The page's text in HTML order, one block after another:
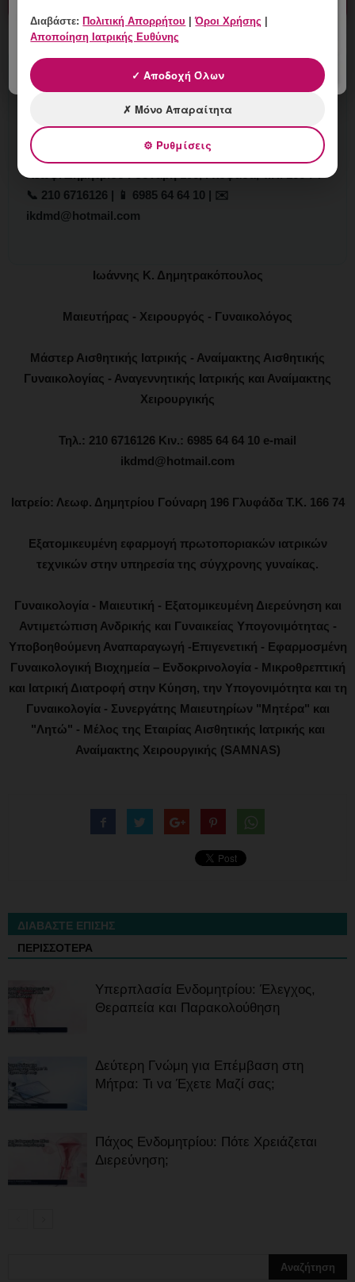
Σχετικά με τον Συγγραφέα
Δρ. Ιωάννης Κ. Δημητρακόπουλος
Μαιευτήρας – Χειρουργός – Γυναικολόγος
Vital WomanHood Clinic
Λεωφ. Δημητρίου Γούναρη 196, Γλυφάδα, Τ.Κ. 166 74
📞 210 6716126 | 📱 6985 64 64 10 | ✉️
ikdmd@hotmail.com
Ιωάννης Κ. Δημητρακόπουλος
Μαιευτήρας - Χειρουργός - Γυναικολόγος
Μάστερ Αισθητικής Ιατρικής - Αναίμακτης Αισθητικής
Γυναικολογίας - Αναγεννητικής Ιατρικής και Αναίμακτης
Χειρουργικής
Τηλ.: 210 6716126 Κιν.: 6985 64 64 10 e-mail
ikdmd@hotmail.com
Ιατρείο: Λεωφ. Δημητρίου Γούναρη 196 Γλυφάδα Τ.Κ. 166 74
Εξατομικευμένη εφαρμογή πρωτοποριακών ιατρικών
τεχνικών στην υπηρεσία της σύγχρονης γυναίκας.
Γυναικολογία - Μαιευτική - Εξατομικευμένη Διερεύνηση και
Αντιμετώπιση Ανδρικής και Γυναικείας Υπογονιμότητας -
Υποβοηθούμενη Αναπαραγωγή -Επιγενετική - Εφαρμοσμένη
Γυναικολογική Βιοχημεία – Ενδοκρινολογία - Μικροθρεπτική
και Ιατρική Διατροφή στην Κύηση, την Υπογονιμότητα και τη
Γυναικολογία - Συνεργάτης Μαιευτηρίων "Μητέρα" και
"Λητώ" - Μέλος της Εταιρίας Αισθητικής Ιατρικής και
Αναίμακτης Χειρουργικής (SAMNAS)
ΔΙΑΒΑΣΤΕ ΕΠΙΣΗΣ
ΠΕΡΙΣΣΟΤΕΡΑ
Υπερπλασία Ενδομητρίου: Έλεγχος,
Θεραπεία και Παρακολούθηση
Δεύτερη Γνώμη για Επέμβαση στη
Μήτρα: Τι να Έχετε Μαζί σας;
Πάχος Ενδομητρίου: Πότε Χρειάζεται
Διερεύνηση;
Διαβάστε:Πολιτική Απορρήτου |Όροι Χρήσης |
Αποποίηση Ιατρικής Ευθύνης
✓ Αποδοχή Όλων
✗ Μόνο Απαραίτητα
⚙ Ρυθμίσεις